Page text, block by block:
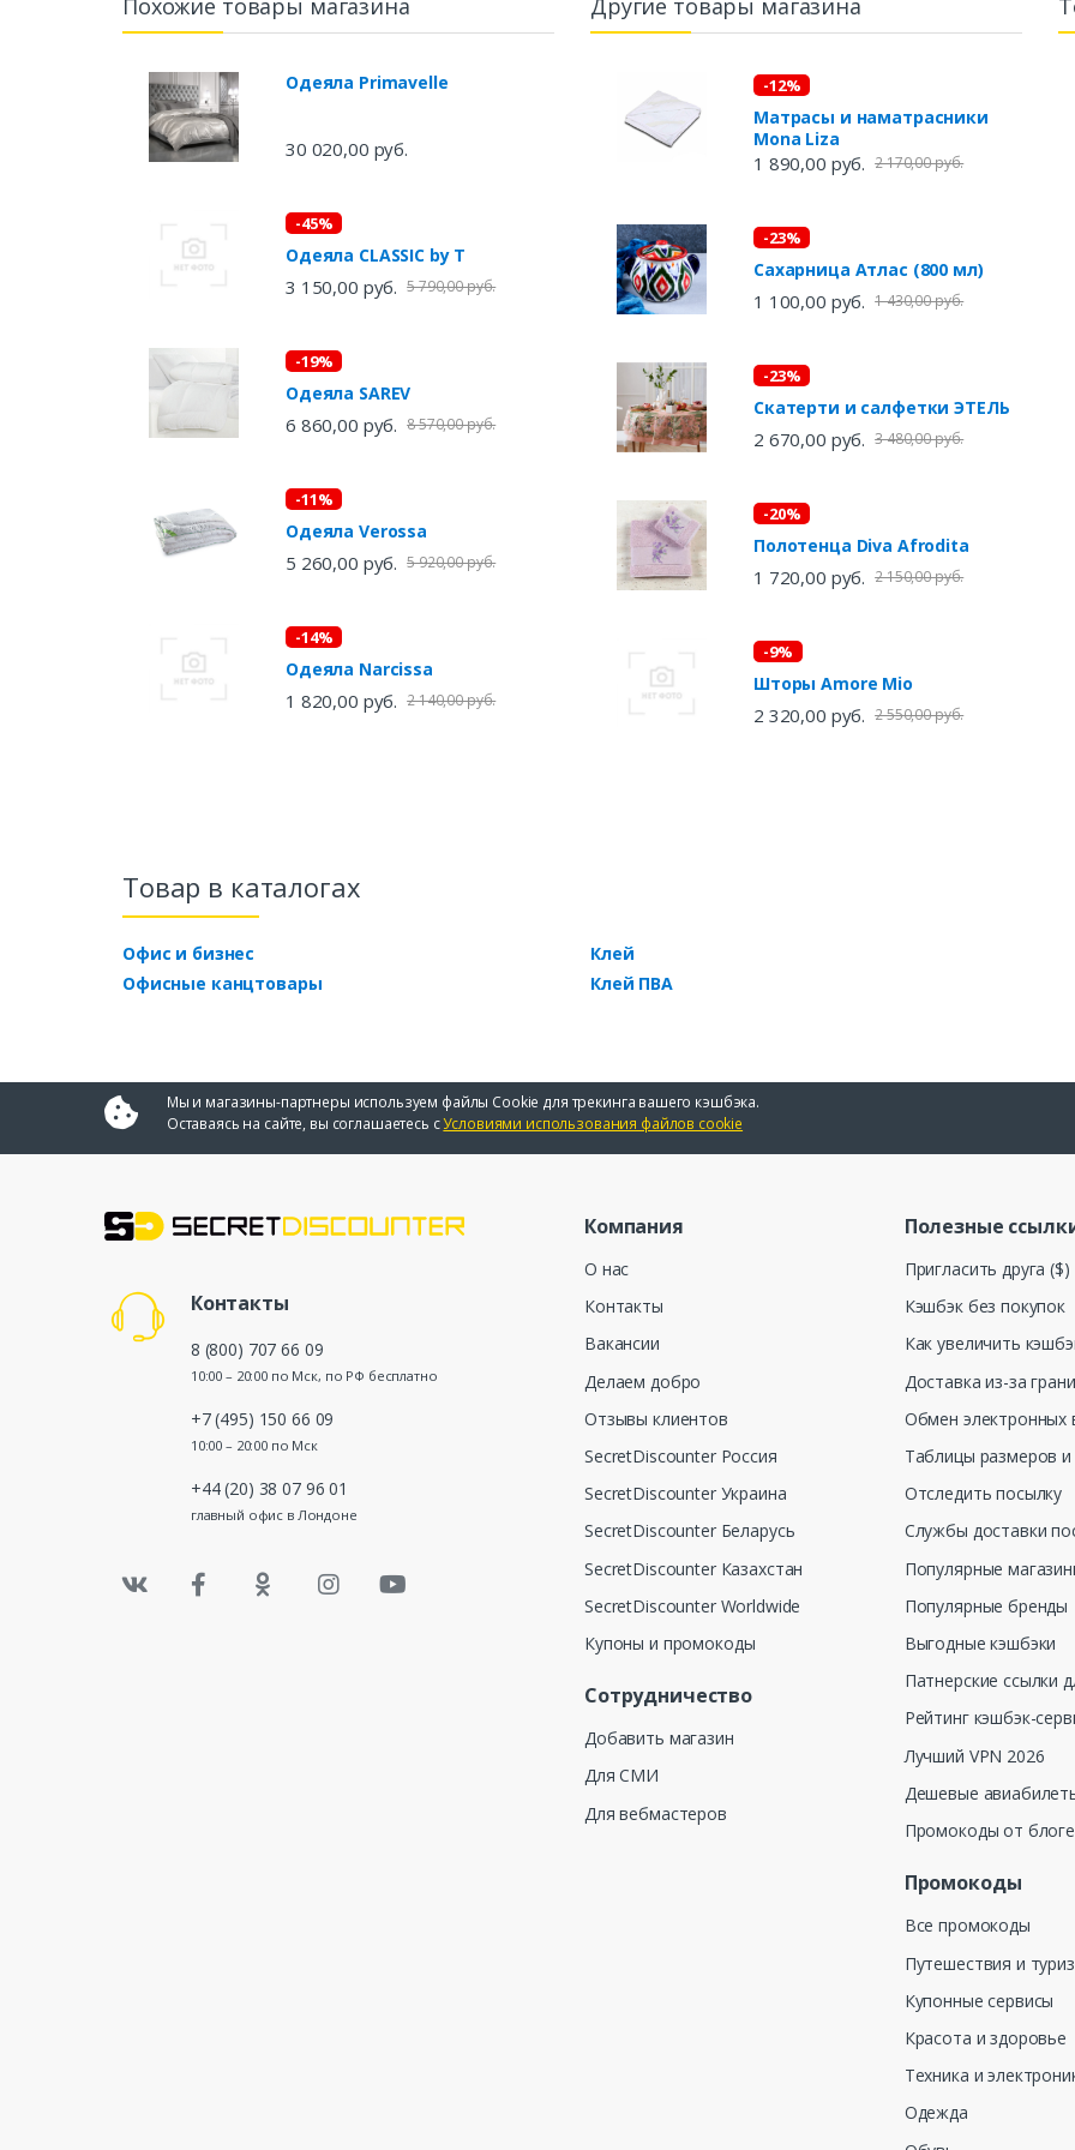
Одеяла Primavelle
30 020,00 руб.
-45%
Одеяла CLASSIC by T
3 150,00 руб. 5 790,00 руб.
-19%
Одеяла SAREV
6 860,00 руб. 8 570,00 руб.
-11%
Одеяла Verossa
5 260,00 руб. 5 920,00 руб.
-14%
Одеяла Narcissa
1 820,00 руб. 2 140,00 руб.
-12%
Матрасы и наматрасники
Mona Liza
1 890,00 руб. 2 170,00 руб.
-23%
Сахарница Атлас (800 мл)
1 100,00 руб. 1 430,00 руб.
-23%
Скатерти и салфетки ЭТЕЛЬ
2 670,00 руб. 3 480,00 руб.
-20%
Полотенца Diva Afrodita
1 720,00 руб. 2 150,00 руб.
-9%
Шторы Amore Mio
2 320,00 руб. 2 550,00 руб.
Товар в каталогах
Офис и бизнес
Офисные канцтовары
Клей
Клей ПВА
Мы и магазины-партнеры используем файлы Cookie для трекинга вашего кэшбэка.
Оставаясь на сайте, вы соглашаетесь сУсловиями использования файлов cookie
Контакты
8 (800) 707 66 09
10:00 – 20:00 по Мск, по РФ бесплатно
+7 (495) 150 66 09
10:00 – 20:00 по Мск
+44 (20) 38 07 96 01
главный офис в Лондоне
Компания
О нас
Контакты
Вакансии
Делаем добро
Отзывы клиентов
SecretDiscounter Россия
SecretDiscounter Украина
SecretDiscounter Беларусь
SecretDiscounter Казахстан
SecretDiscounter Worldwide
Купоны и промокоды
Сотрудничество
Добавить магазин
Для СМИ
Для вебмастеров
Полезные
Пригласить друга ($)
Кэшбэк без покупок
Как увеличить
Доставка из-за
Обмен электронных
Таблицы размеров и
Отследить посылку
Службы доставки
Популярные
Популярные бренды
Выгодные кэшбэки
Патнерские ссылки
Рейтинг кэшбэк-
Лучший VPN 2026
Дешевые
Промокоды от
Промокоды
Все промокоды
Путешествия и
Купонные сервисы
Красота и здоровье
Техника и
Одежда